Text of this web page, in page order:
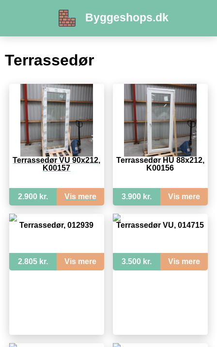
Byggeshops.dk
Terrassedør
Terrassedør VU 90x212,
K00157
2.900 kr. Vis mere
Terrassedør HU 88x212,
K00156
3.900 kr. Vis mere
Terrassedør, 012939
2.805 kr. Vis mere
Terrassedør VU, 014715
3.500 kr. Vis mere